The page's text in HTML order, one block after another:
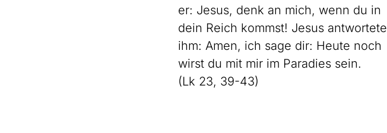
er: Jesus, denk an mich, wenn du in
dein Reich kommst! Jesus antwortete
ihm: Amen, ich sage dir: Heute noch
wirst du mit mir im Paradies sein.
(Lk 23, 39-43)